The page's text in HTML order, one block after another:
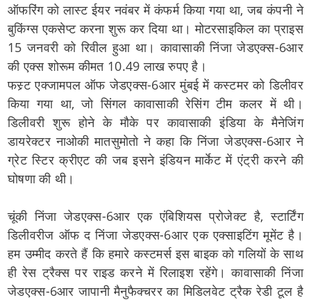
ऑफरिंग को लास्ट ईयर नवंबर में कंफर्म किया गया था, जब कंपनी ने
बुकिंग्स एकसेप्ट करना शुरू कर दिया था। मोटरसाइकिल का प्राइस
15 जनवरी को रिवील हुआ था। कावासाकी निंजा जेडएक्स-6आर
की एक्स शोरूम कीमत 10.49 लाख रुपए है।
फस्र्ट एक्जामपल ऑफ जेडएक्स-6आर मुंबई में कस्टमर को डिलीवर
किया गया था, जो सिंगल कावासाकी रेसिंग टीम कलर में थी।
डिलीवरी शुरू होने के मौके पर कावासाकी इंडिया के मैनेजिंग
डायरेक्टर नाओकी मातसुमोतो ने कहा कि निंजा जेडएक्स-6आर ने
ग्रेट स्टिर क्रीएट की जब इसने इंडियन मार्केट में एंट्री करने की
घोषणा की थी।
चूंकी निंजा जेडएक्स-6आर एक एंबिशियस प्रोजेक्ट है, स्टार्टिंग
डिलीवरीज ऑफ द निंजा जेडएक्स-6आर एक एक्साइटिंग मूमेंट है।
हम उम्मीद करते हैं कि हमारे कस्टमर्स इस बाइक को गलियों के साथ
ही रेस ट्रैक्स पर राइड करने में रिलाइश रहेंगे। कावासाकी निंजा
जेडएक्स-6आर जापानी मैनुफैक्चरर का मिडिलवेट ट्रैक रेडी टूल है